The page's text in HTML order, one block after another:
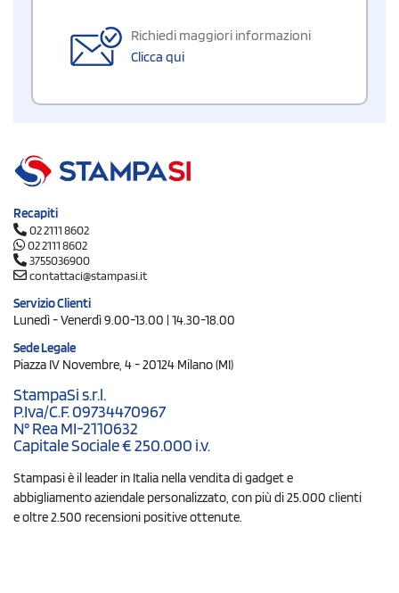
Richiedi maggiori informazioni
Clicca qui
Recapiti
02 2111 8602
02 2111 8602
3755036900
contattaci@stampasi.it
Servizio Clienti
Lunedì - Venerdì 9.00-13.00 | 14.30-18.00
Sede Legale
Piazza IV Novembre, 4 - 20124 Milano (MI)
StampaSi s.r.l.
P.Iva/C.F. 09734470967
N° Rea MI-2110632
Capitale Sociale € 250.000 i.v.
Stampasi è il leader in Italia nella vendita di gadget e
abbigliamento aziendale personalizzato, con più di 25.000 clienti
e oltre 2.500 recensioni positive ottenute.